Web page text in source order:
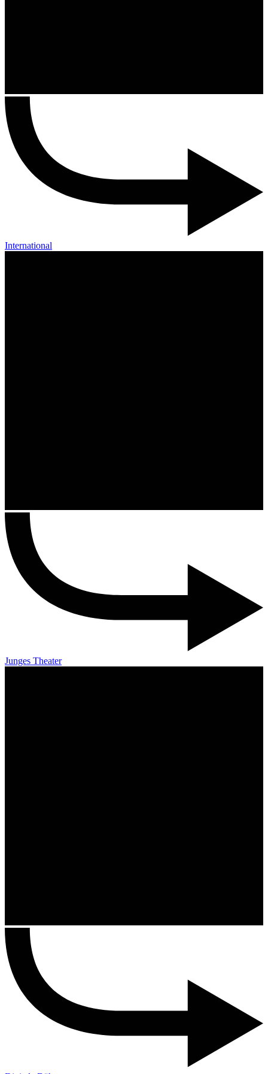
International
Junges Theater